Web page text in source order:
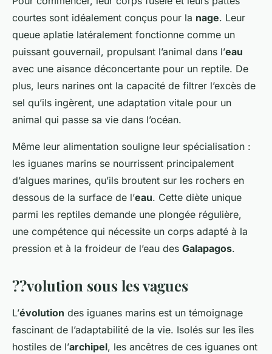
courtes sont idéalement conçus pour la nage. Leur
queue aplatie latéralement fonctionne comme un
puissant gouvernail, propulsant l’animal dans l’eau
avec une aisance déconcertante pour un reptile. De
plus, leurs narines ont la capacité de filtrer l’excès de
sel qu’ils ingèrent, une adaptation vitale pour un
animal qui passe sa vie dans l’océan.
Même leur alimentation souligne leur spécialisation :
les iguanes marins se nourrissent principalement
d’algues marines, qu’ils broutent sur les rochers en
dessous de la surface de l’eau. Cette diète unique
parmi les reptiles demande une plongée régulière,
une compétence qui nécessite un corps adapté à la
pression et à la froideur de l’eau des Galapagos.
??volution sous les vagues
L’évolution des iguanes marins est un témoignage
fascinant de l’adaptabilité de la vie. Isolés sur les îles
hostiles de l’archipel, les ancêtres de ces iguanes ont